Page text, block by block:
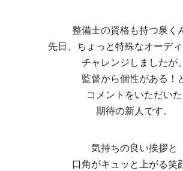
整備士の資格も持つ泉く
先日、ちょっと特殊なオーデ
チャレンジしましたが、
監督から個性がある！
コメントをいただいた
期待の新人です。
気持ちの良い挨拶と
口角がキュッと上がる笑